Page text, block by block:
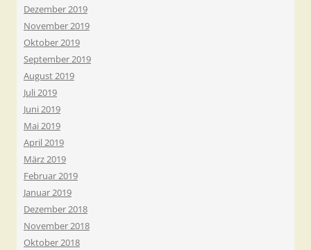
Dezember 2019
November 2019
Oktober 2019
September 2019
August 2019
Juli 2019
Juni 2019
Mai 2019
April 2019
März 2019
Februar 2019
Januar 2019
Dezember 2018
November 2018
Oktober 2018